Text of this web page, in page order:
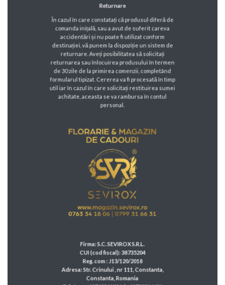
Returnare
În cazul în care constatați că produsul diferă de
comanda inițală, sau a avut de suferit careva
accidentări și nu poate fi utilizat conform
destinației, vă punem la dispoziție un sistem de
returnare. Aveți posibilitatea să solicitați
returnarea sau înlocuirea produsului în termen
de 30 zile de la primirea comenzii, completând
formularul tipizat. Cererea va fi procesată în timp
util iar în cazul în care solicitați restituirea sumei
achitate, aceasta se va rambursa în contul
personal.
Firma: S.C. SEVIROX S.R.L.
CUI (cod fiscal): 38735204
Reg. com : J13/120/2018
Adresa: Str. Crinului , nr 111, Constanta,
Constanta, Romania